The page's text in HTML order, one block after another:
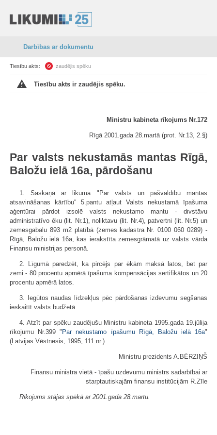
Darbības ar dokumentu
Tiesību akts: zaudējis spēku
Tiesību akts ir zaudējis spēku.
Ministru kabineta rīkojums Nr.172
Rīgā 2001.gada 28.martā (prot. Nr.13, 2.§)
Par valsts nekustamās mantas Rīgā,
Baložu ielā 16a, pārdošanu
1. Saskaņā ar likuma "Par valsts un pašvaldību mantas
atsavināšanas kārtību" 5.pantu atļaut Valsts nekustamā īpašuma
aģentūrai pārdot izsolē valsts nekustamo mantu - divstāvu
administratīvo ēku (lit. Nr.1), noliktavu (lit. Nr.4), patvertni (lit. Nr.5) un
zemesgabalu 893 m2 platībā (zemes kadastra Nr. 0100 060 0289) -
Rīgā, Baložu ielā 16a, kas ierakstīta zemesgrāmatā uz valsts vārda
Finansu ministrijas personā.
2. Līgumā paredzēt, ka pircējs par ēkām maksā latos, bet par
zemi - 80 procentu apmērā īpašuma kompensācijas sertifikātos un 20
procentu apmērā latos.
3. Iegūtos naudas līdzekļus pēc pārdošanas izdevumu segšanas
ieskaitīt valsts budžetā.
4. Atzīt par spēku zaudējušu Ministru kabineta 1995.gada 19.jūlija
rīkojumu Nr.399 " Par nekustamo īpašumu Rīgā, Baložu ielā 16a"
(Latvijas Vēstnesis, 1995, 111.nr.).
Ministru prezidents A.BĒRZIŅŠ
Finansu ministra vietā - īpašu uzdevumu ministrs sadarbībai ar
starptautiskajām finansu institūcijām R.Zīle
Rīkojums stājas spēkā ar 2001.gada 28.martu.